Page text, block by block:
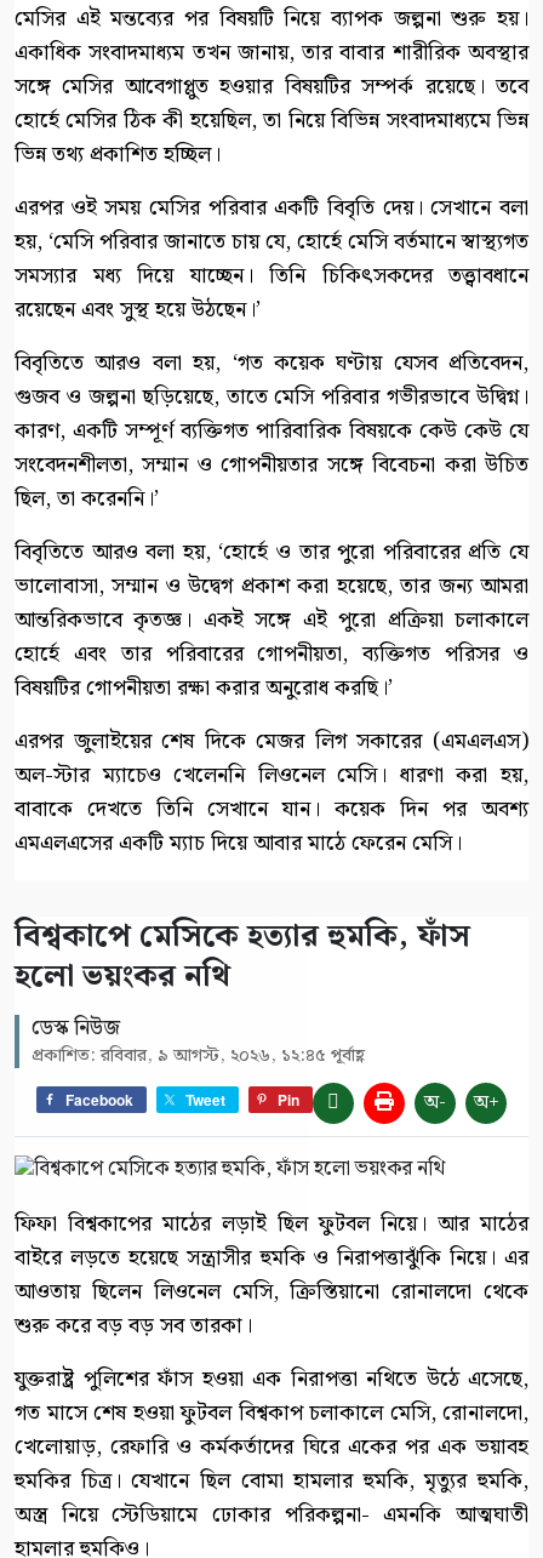
মেসির এই মন্তব্যের পর বিষয়টি নিয়ে ব্যাপক জল্পনা শুরু হয়।
একাধিক সংবাদমাধ্যম তখন জানায়, তার বাবার শারীরিক অবস্থার
সঙ্গে মেসির আবেগাপ্লুত হওয়ার বিষয়টির সম্পর্ক রয়েছে। তবে
হোর্হে মেসির ঠিক কী হয়েছিল, তা নিয়ে বিভিন্ন সংবাদমাধ্যমে ভিন্ন
ভিন্ন তথ্য প্রকাশিত হচ্ছিল।
এরপর ওই সময় মেসির পরিবার একটি বিবৃতি দেয়। সেখানে বলা
হয়, ‘মেসি পরিবার জানাতে চায় যে, হোর্হে মেসি বর্তমানে স্বাস্থ্যগত
সমস্যার মধ্য দিয়ে যাচ্ছেন। তিনি চিকিৎসকদের তত্ত্বাবধানে
রয়েছেন এবং সুস্থ হয়ে উঠছেন।’
বিবৃতিতে আরও বলা হয়, ‘গত কয়েক ঘণ্টায় যেসব প্রতিবেদন,
গুজব ও জল্পনা ছড়িয়েছে, তাতে মেসি পরিবার গভীরভাবে উদ্বিগ্ন।
কারণ, একটি সম্পূর্ণ ব্যক্তিগত পারিবারিক বিষয়কে কেউ কেউ যে
সংবেদনশীলতা, সম্মান ও গোপনীয়তার সঙ্গে বিবেচনা করা উচিত
ছিল, তা করেননি।’
বিবৃতিতে আরও বলা হয়, ‘হোর্হে ও তার পুরো পরিবারের প্রতি যে
ভালোবাসা, সম্মান ও উদ্বেগ প্রকাশ করা হয়েছে, তার জন্য আমরা
আন্তরিকভাবে কৃতজ্ঞ। একই সঙ্গে এই পুরো প্রক্রিয়া চলাকালে
হোর্হে এবং তার পরিবারের গোপনীয়তা, ব্যক্তিগত পরিসর ও
বিষয়টির গোপনীয়তা রক্ষা করার অনুরোধ করছি।’
এরপর জুলাইয়ের শেষ দিকে মেজর লিগ সকারের (এমএলএস)
অল-স্টার ম্যাচেও খেলেননি লিওনেল মেসি। ধারণা করা হয়,
বাবাকে দেখতে তিনি সেখানে যান। কয়েক দিন পর অবশ্য
এমএলএসের একটি ম্যাচ দিয়ে আবার মাঠে ফেরেন মেসি।
বিশ্বকাপে মেসিকে হত্যার হুমকি, ফাঁস
হলো ভয়ংকর নথি
ডেস্ক নিউজ
প্রকাশিত: রবিবার, ৯ আগস্ট, ২০২৬, ১২:৪৫ পূর্বাহ্ণ
Facebook Tweet Pin অ- অ+
ফিফা বিশ্বকাপের মাঠের লড়াই ছিল ফুটবল নিয়ে। আর মাঠের
বাইরে লড়তে হয়েছে সন্ত্রাসীর হুমকি ও নিরাপত্তাঝুঁকি নিয়ে। এর
আওতায় ছিলেন লিওনেল মেসি, ক্রিস্তিয়ানো রোনালদো থেকে
শুরু করে বড় বড় সব তারকা।
যুক্তরাষ্ট্র পুলিশের ফাঁস হওয়া এক নিরাপত্তা নথিতে উঠে এসেছে,
গত মাসে শেষ হওয়া ফুটবল বিশ্বকাপ চলাকালে মেসি, রোনালদো,
খেলোয়াড়, রেফারি ও কর্মকর্তাদের ঘিরে একের পর এক ভয়াবহ
হুমকির চিত্র। যেখানে ছিল বোমা হামলার হুমকি, মৃত্যুর হুমকি,
অস্ত্র নিয়ে স্টেডিয়ামে ঢোকার পরিকল্পনা- এমনকি আত্মঘাতী
হামলার হুমকিও।